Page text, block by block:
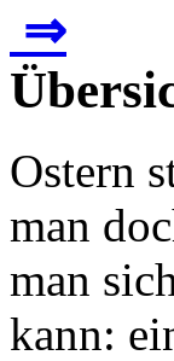
⇒
Ostern
man
man
kann: